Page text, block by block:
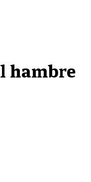
hambre